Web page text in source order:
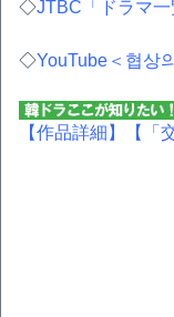
◇JTBC「ドラマ
◇YouTube＜협상
【作品詳細】 【「